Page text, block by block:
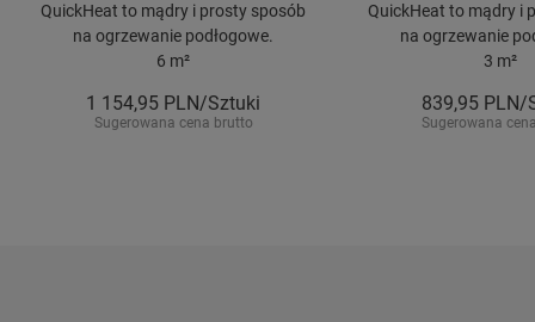
QuickHeat to mądry i prosty sposób
na ogrzewanie podłogowe.
6 m²
1 154,95 PLN/Sztuki
Sugerowana cena brutto
QuickHeat to mądry i
na ogrzewanie
3 m²
839,95 PLN/
Sugerowana